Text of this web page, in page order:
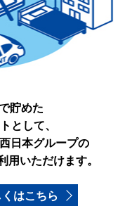
貯めた
として、
日本グループの
用いただけます。
はこちら